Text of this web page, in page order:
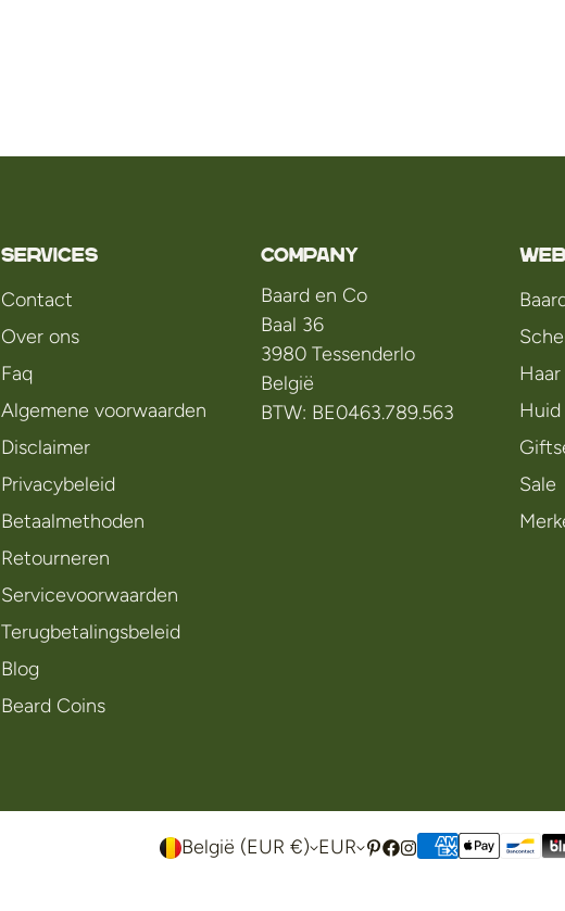
Services
Contact
Over ons
Faq
Algemene voorwaarden
Disclaimer
Privacybeleid
Betaalmethoden
Retourneren
Servicevoorwaarden
Terugbetalingsbeleid
Blog
Beard Coins
Company
Baard en Co
Baal 36
3980 Tessenderlo
België
BTW: BE0463.789.563
Haar
Huid
Sale
België (EUR €) EUR